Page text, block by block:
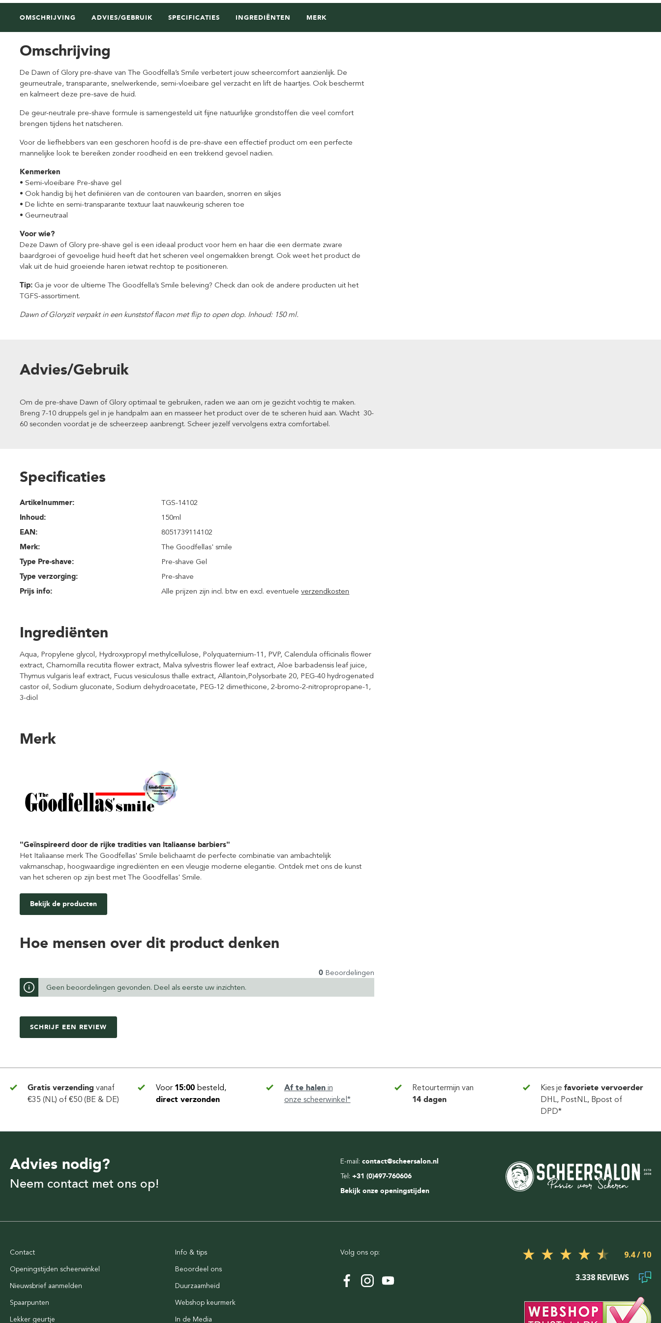
OMSCHRIJVING ADVIES/GEBRUIK SPECIFICATIES INGREDIËNTEN MERK
Omschrijving
De Dawn of Glory pre-shave van The Goodfella’s Smile verbetert jouw scheercomfort aanzienlijk. De
geurneutrale, transparante, snelwerkende, semi-vloeibare gel verzacht en lift de haartjes. Ook beschermt
en kalmeert deze pre-save de huid.
De geur-neutrale pre-shave formule is samengesteld uit fijne natuurlijke grondstoffen die veel comfort
brengen tijdens het natscheren.
Voor de liefhebbers van een geschoren hoofd is de pre-shave een effectief product om een perfecte
mannelijke look te bereiken zonder roodheid en een trekkend gevoel nadien.
Kenmerken
• Semi-vloeibare Pre-shave gel
• Ook handig bij het definiëren van de contouren van baarden, snorren en sikjes
• De lichte en semi-transparante textuur laat nauwkeurig scheren toe
• Geurneutraal
Voor wie?
Deze Dawn of Glory pre-shave gel is een ideaal product voor hem en haar die een dermate zware
baardgroei of gevoelige huid heeft dat het scheren veel ongemakken brengt. Ook weet het product de
vlak uit de huid groeiende haren ietwat rechtop te positioneren.
Tip: Ga je voor de ultieme The Goodfella’s Smile beleving? Check dan ook de andere producten uit het
TGFS-assortiment.
Dawn of Gloryzit verpakt in een kunststof flacon metflip to open dop. Inhoud: 150 ml.
Advies/Gebruik
Om de pre-shave Dawn of Glory optimaal te gebruiken, raden we aan om je gezicht vochtig te maken.
Breng 7-10 druppels gel in je handpalm aan en masseer het product over de te scheren huid aan. Wacht 30-
60 seconden voordat je de scheerzeep aanbrengt. Scheer jezelf vervolgens extra comfortabel.
Specificaties
Artikelnummer:
TGS-14102
Inhoud:
150ml
EAN:
8051739114102
Merk:
The Goodfellas' smile
Type Pre-shave:
Pre-shave Gel
Type verzorging:
Pre-shave
Prijs info:
Alle prijzen zijn incl. btw en excl. eventueleverzendkosten
Ingrediënten
Aqua, Propylene glycol, Hydroxypropyl methylcellulose, Polyquaternium-11, PVP, Calendula officinalis flower
extract, Chamomilla recutita flower extract, Malva sylvestris flower leaf extract, Aloe barbadensis leaf juice,
Thymus vulgaris leaf extract, Fucus vesiculosus thalle extract, Allantoin,Polysorbate 20, PEG-40 hydrogenated
castor oil, Sodium gluconate, Sodium dehydroacetate, PEG-12 dimethicone, 2-bromo-2-nitropropropane-1,
3-diol
Merk
"Geïnspireerd door de rijke tradities van Italiaanse barbiers"
Het Italiaanse merk The Goodfellas' Smile belichaamt de perfecte combinatie van ambachtelijk
vakmanschap, hoogwaardige ingrediënten en een vleugje moderne elegantie. Ontdek met ons de kunst
van het scheren op zijn best met The Goodfellas' Smile.
Bekijk de producten
Hoe mensen over dit product denken
0Beoordelingen
Geen beoordelingen gevonden. Deel als eerste uw inzichten.
SCHRIJF EEN REVIEW
Gratis verzending vanaf
€35 (NL) of €50 (BE & DE)
Voor 15:00 besteld,
direct verzonden
Af te halenin
onze scheerwinkel*
Retourtermijn van
14 dagen
Kies je favoriete vervoerder
DHL, PostNL, Bpost of
DPD*
E-mail: contact@scheersalon.nl
Tel: +31 (0)497-760606
Bekijk onze openingstijden
Advies nodig?
Neem contact met ons op!
Contact
Openingstijden scheerwinkel
Nieuwsbrief aanmelden
Spaarpunten
Lekker geurtje
Info & tips
Beoordeel ons
Duurzaamheid
Webshop keurmerk
In de Media
Volg ons op: 9.4
3.338 REVIEWS